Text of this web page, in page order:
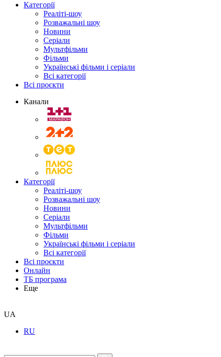
Категорії
Реаліті-шоу
Розважальні шоу
Новини
Серіали
Мультфільми
Фільми
Українські фільми і серіали
Всі категорії
Всі проєкти
Канали
Категорії
Реаліті-шоу
Розважальні шоу
Новини
Серіали
Мультфільми
Фільми
Українські фільми і серіали
Всі категорії
Всі проєкти
Онлайн
ТБ програма
Еще
UA
RU